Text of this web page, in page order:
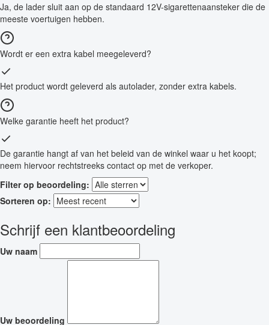
Ja, de lader sluit aan op de standaard 12V-sigarettenaansteker die de
meeste voertuigen hebben.
Wordt er een extra kabel meegeleverd?
Het product wordt geleverd als autolader, zonder extra kabels.
Welke garantie heeft het product?
De garantie hangt af van het beleid van de winkel waar u het koopt;
neem hiervoor rechtstreeks contact op met de verkoper.
Filter op beoordeling:
Sorteren op:
Schrijf een klantbeoordeling
Uw naam
Uw beoordeling